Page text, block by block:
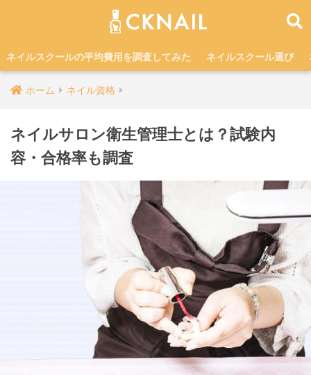
ネイルスクールの平均費用を調査してみた ネイルスクール選び
ホーム ネイル資格
ネイルサロン衛生管理士とは？試験内
容・合格率も調査